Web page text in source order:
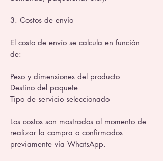
3. Costos de envío
El costo de envío se calcula en función
de:
Peso y dimensiones del producto
Destino del paquete
Tipo de servicio seleccionado
Los costos son mostrados al momento de
realizar la compra o confirmados
previamente vía WhatsApp.